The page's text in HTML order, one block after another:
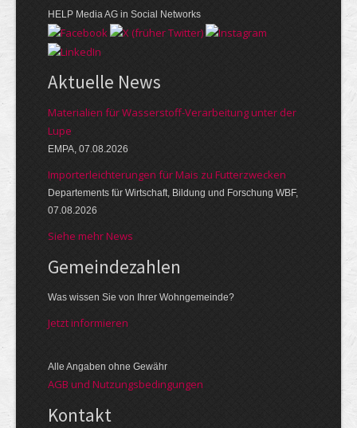
HELP Media AG in Social Networks
Aktuelle News
Materialien für Wasserstoff-Verarbeitung unter der
Lupe
EMPA, 07.08.2026
Importerleichterungen für Mais zu Futterzwecken
Departements für Wirtschaft, Bildung und Forschung WBF,
07.08.2026
Siehe mehr News
Gemeinde­zahlen
Was wissen Sie von Ihrer Wohngemeinde?
Jetzt informieren
Alle Angaben ohne Gewähr
AGB und Nutzungsbedingungen
Kontakt